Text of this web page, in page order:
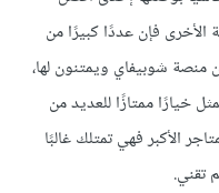
الأخرى فإن عددًا كبيرًا من
منصة شوبيفاي ويمتنون لها،
خيارًا ممتازًا للعديد من
الأكبر فهي تمتلك غالبًا
تقني.